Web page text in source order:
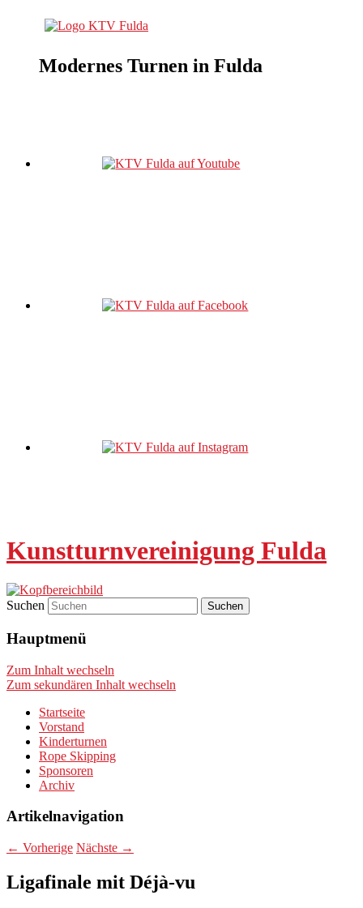
Modernes Turnen in Fulda
Kunstturnvereinigung Fulda
Suchen
Hauptmenü
Zum Inhalt wechseln
Zum sekundären Inhalt wechseln
Startseite
Vorstand
Kinderturnen
Rope Skipping
Sponsoren
Archiv
Artikelnavigation
← Vorherige Nächste →
Ligafinale mit Déjà-vu